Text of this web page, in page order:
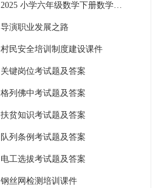
2025 小学六年级数学下册数学广角问题解决思路课件
导演职业发展之路
村民安全培训制度建设课件
关键岗位考试题及答案
格列佛中考试题及答案
扶贫知识考试题及答案
队列条例考试题及答案
电工选拔考试题及答案
钢丝网检测培训课件